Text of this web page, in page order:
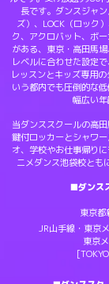
長です。ダンスジャ
ズ）、LOCK（ロック
ク、アクロバット、ボ
がある、東京・高田馬
レベルに合わせた設定
レッスンとキッズ専用
いう都内でも圧倒的な
幅広い
当ダンススクールの高
鍵付ロッカーとシャワ
オ、学校やお仕事帰り
ニメダンス池袋校とも
■ダンス
東京
JR山手線・東京
東京